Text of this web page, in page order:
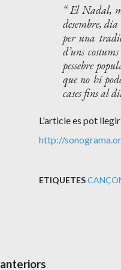
El Nadal,
desembre,
per una
d’uns
pessebre
que no hi
cases fins al
L'article es pot
http://
ETIQUETES